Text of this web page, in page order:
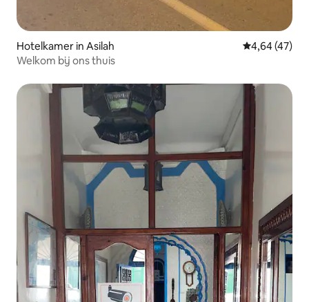
Hotelkamer in Asilah Gemiddelde
4,64 (47)
Welkom bij ons thuis